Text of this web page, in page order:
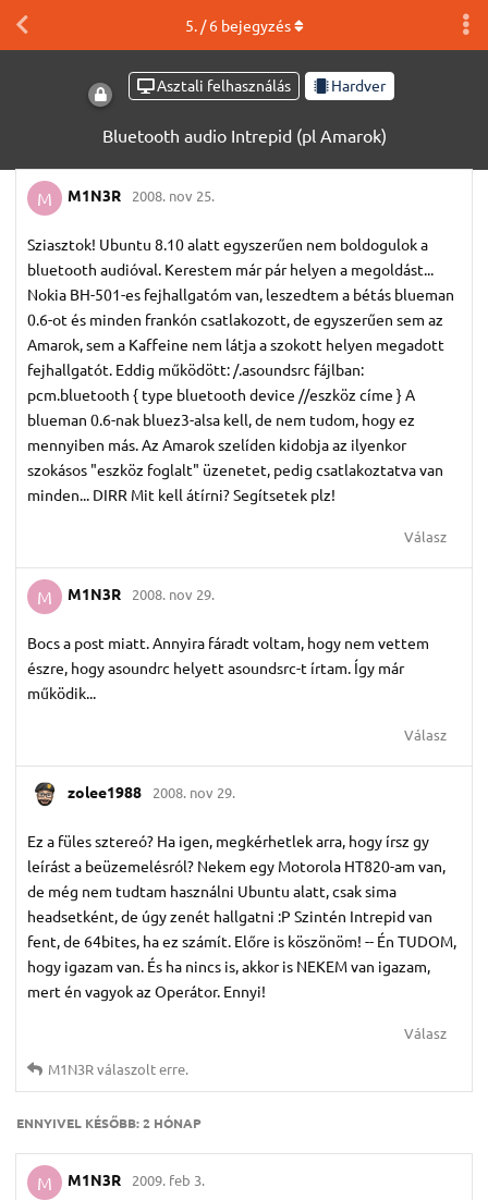
Asztali felhasználás Hardver
Bluetooth audio Intrepid (pl Amarok)
5. /6bejegyzés
M M1N3R 2008. nov 25.
Sziasztok! Ubuntu 8.10 alatt egyszerűen nem boldogulok a
bluetooth audióval. Kerestem már pár helyen a megoldást...
Nokia BH-501-es fejhallgatóm van, leszedtem a bétás blueman
0.6-ot és minden frankón csatlakozott, de egyszerűen sem az
Amarok, sem a Kaffeine nem látja a szokott helyen megadott
fejhallgatót. Eddig működött: /.asoundsrc fájlban:
pcm.bluetooth { type bluetooth device //eszköz címe } A
blueman 0.6-nak bluez3-alsa kell, de nem tudom, hogy ez
mennyiben más. Az Amarok szelíden kidobja az ilyenkor
szokásos "eszköz foglalt" üzenetet, pedig csatlakoztatva van
minden... DIRR Mit kell átírni? Segítsetek plz!
Válasz
M M1N3R 2008. nov 29.
Bocs a post miatt. Annyira fáradt voltam, hogy nem vettem
észre, hogy asoundrc helyett asoundsrc-t írtam. Így már
működik...
Válasz
zolee1988 2008. nov 29.
Ez a füles sztereó? Ha igen, megkérhetlek arra, hogy írsz gy
leírást a beüzemelésról? Nekem egy Motorola HT820-am van,
de még nem tudtam használni Ubuntu alatt, csak sima
headsetként, de úgy zenét hallgatni :P Szintén Intrepid van
fent, de 64bites, ha ez számít. Előre is köszönöm! -- Én TUDOM,
hogy igazam van. És ha nincs is, akkor is NEKEM van igazam,
mert én vagyok az Operátor. Ennyi!
Válasz
M1N3Rválaszolt erre.
ENNYIVEL KÉSŐBB:2 HÓNAP
M M1N3R 2009. feb 3.